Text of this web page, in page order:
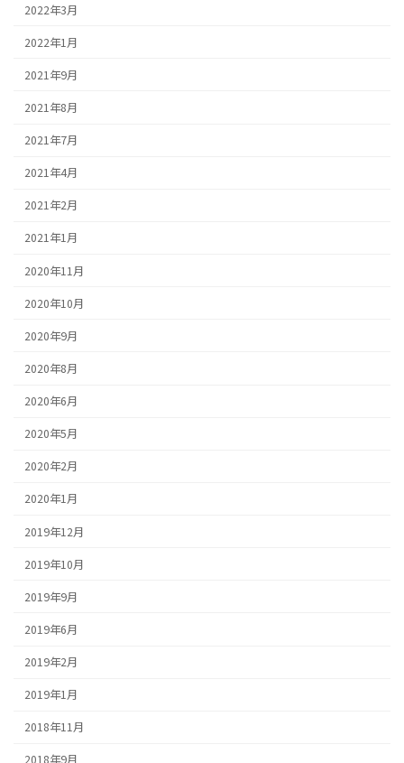
2022年3月
2022年1月
2021年9月
2021年8月
2021年7月
2021年4月
2021年2月
2021年1月
2020年11月
2020年10月
2020年9月
2020年8月
2020年6月
2020年5月
2020年2月
2020年1月
2019年12月
2019年10月
2019年9月
2019年6月
2019年2月
2019年1月
2018年11月